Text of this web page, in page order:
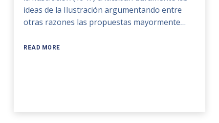
ideas de la Ilustración argumentando entre
otras razones las propuestas mayormente…
READ MORE